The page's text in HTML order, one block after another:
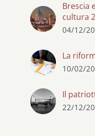
Brescia
cultura
04/12/
La
10/02/
Il
22/12/